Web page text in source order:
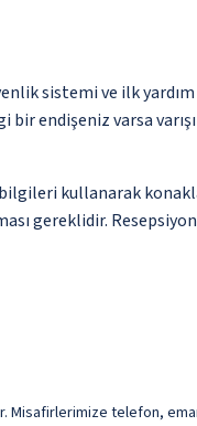
sistemi ve ilk
endişeniz varsa
kullanarak
gereklidir.
Misafirlerimize telefon,